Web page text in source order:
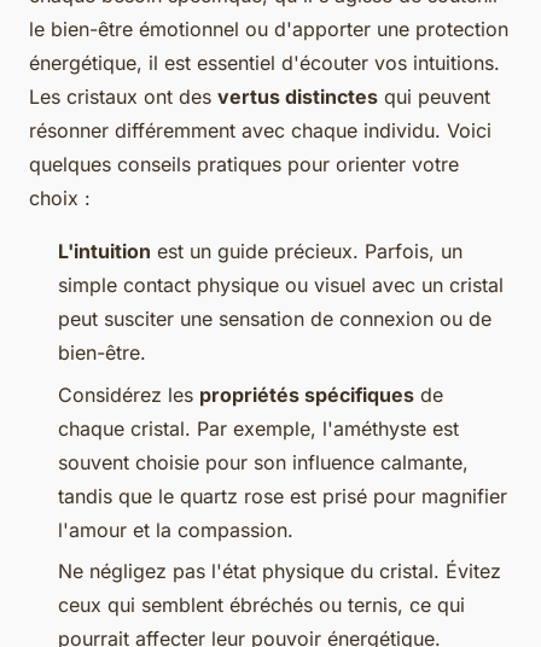
le bien-être émotionnel ou d'apporter une protection
énergétique, il est essentiel d'écouter vos intuitions.
Les cristaux ont des vertus distinctes qui peuvent
résonner différemment avec chaque individu. Voici
quelques conseils pratiques pour orienter votre
choix :
L'intuition est un guide précieux. Parfois, un
simple contact physique ou visuel avec un cristal
peut susciter une sensation de connexion ou de
bien-être.
Considérez les propriétés spécifiques de
chaque cristal. Par exemple, l'améthyste est
souvent choisie pour son influence calmante,
tandis que le quartz rose est prisé pour magnifier
l'amour et la compassion.
Ne négligez pas l'état physique du cristal. Évitez
ceux qui semblent ébréchés ou ternis, ce qui
pourrait affecter leur pouvoir énergétique.